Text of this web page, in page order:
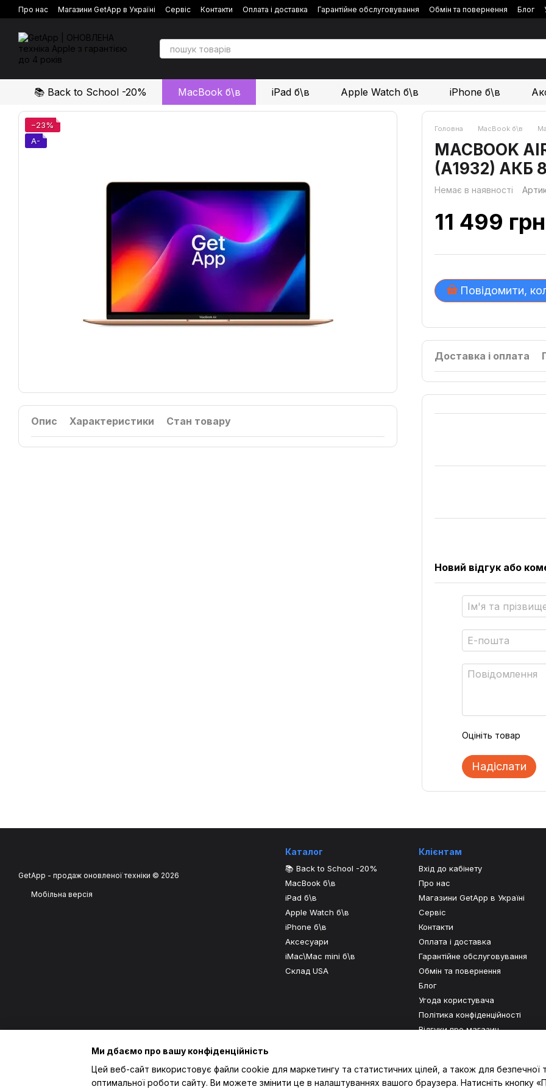
Перейти до основного контенту
Про нас Магазини GetApp в Україні Сервіс Контакти Оплата і доставка Гарантійне обслуговування Обмін та повернення Блог
Політика конфіденційності
Відгуки про магазин
📚 Back to School -20% MacBook б\в iPad б\в Apple Watch б\в iPhone б\в
−23%
A-
Опис Характеристики Стан товару
Головна MacBook б\в
MACBOOK
(A1932) АКБ
Немає в наявності
11 499 грн
Повідомити,
Доставка і оплата
Новий відгук або
Оцініть товар
Надіслати
GetApp - продаж оновленої техніки © 2026
Мобільна версія
Каталог
📚 Back to School -20%
MacBook б\в
iPad б\в
Apple Watch б\в
iPhone б\в
Аксесуари
iMac\Mac mini б\в
Склад USA
Клієнтам
Вхід до кабінету
Про нас
Магазини GetApp в Україні
Сервіс
Контакти
Оплата і доставка
Гарантійне обслуговування
Обмін та повернення
Блог
Угода користувача
Політика конфіденційності
Відгуки про магазин
Ми дбаємо про вашу конфіденційність
Цей веб-сайт використовує файли cookie для маркетингу та статистичних цілей, а також для безпечної
оптимальної роботи сайту. Ви можете змінити це в налаштуваннях вашого браузера. Натисніть кнопку